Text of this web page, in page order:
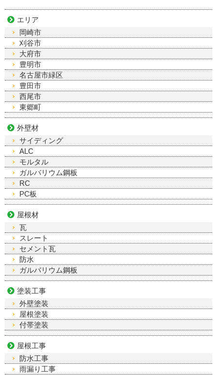
エリア
岡崎市
刈谷市
大府市
豊明市
名古屋市緑区
豊田市
西尾市
東郷町
外壁材
サイディング
ALC
モルタル
ガルバリウム鋼板
RC
PC板
屋根材
瓦
スレート
セメント瓦
防水
ガルバリウム鋼板
塗装工事
外壁塗装
屋根塗装
付帯塗装
屋根工事
防水工事
雨漏り工事